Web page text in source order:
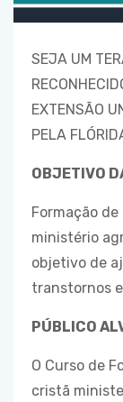
SEJA UM
EXTENSÃO
PELA
OBJETIVO
Formação
ministério
objetivo de
transtornos
PÚBLICO
O Curso de
cristã